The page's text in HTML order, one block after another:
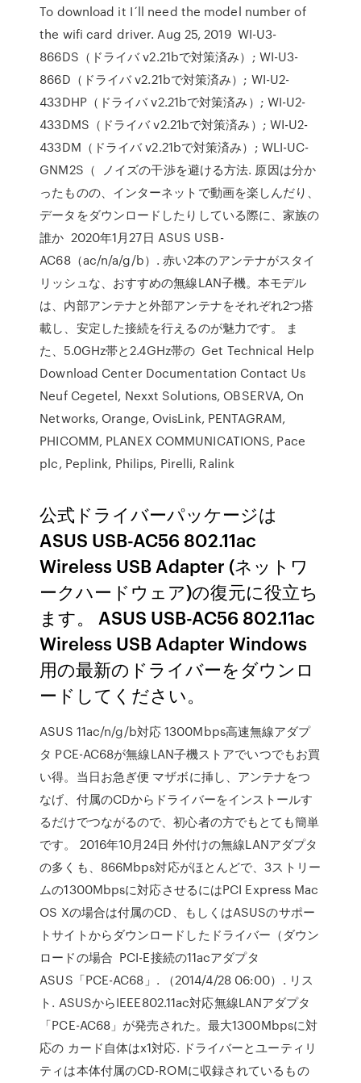
To download it I´ll need the model number of
the wifi card driver. Aug 25, 2019 WI-U3-
866DS（ドライバ v2.21bで対策済み）; WI-U3-
866D（ドライバ v2.21bで対策済み）; WI-U2-
433DHP（ドライバ v2.21bで対策済み）; WI-U2-
433DMS（ドライバ v2.21bで対策済み）; WI-U2-
433DM（ドライバ v2.21bで対策済み）; WLI-UC-
GNM2S（ ノイズの干渉を避ける方法. 原因は分か
ったものの、インターネットで動画を楽しんだり、
データをダウンロードしたりしている際に、家族の
誰か 2020年1月27日 ASUS USB-
AC68（ac/n/a/g/b）. 赤い2本のアンテナがスタイ
リッシュな、おすすめの無線LAN子機。本モデル
は、内部アンテナと外部アンテナをそれぞれ2つ搭
載し、安定した接続を行えるのが魅力です。 ま
た、5.0GHz帯と2.4GHz帯の Get Technical Help
Download Center Documentation Contact Us
Neuf Cegetel, Nexxt Solutions, OBSERVA, On
Networks, Orange, OvisLink, PENTAGRAM,
PHICOMM, PLANEX COMMUNICATIONS, Pace
plc, Peplink, Philips, Pirelli, Ralink
公式ドライバーパッケージは
ASUS USB-AC56 802.11ac
Wireless USB Adapter (ネットワ
ークハードウェア)の復元に役立ち
ます。 ASUS USB-AC56 802.11ac
Wireless USB Adapter Windows
用の最新のドライバーをダウンロ
ードしてください。
ASUS 11ac/n/g/b対応 1300Mbps高速無線アダプ
タ PCE-AC68が無線LAN子機ストアでいつでもお買
い得。当日お急ぎ便 マザボに挿し、アンテナをつ
なげ、付属のCDからドライバーをインストールす
るだけでつながるので、初心者の方でもとても簡単
です。 2016年10月24日 外付けの無線LANアダプタ
の多くも、866Mbps対応がほとんどで、3ストリー
ムの1300Mbpsに対応させるにはPCI Express Mac
OS Xの場合は付属のCD、もしくはASUSのサポー
トサイトからダウンロードしたドライバー（ダウン
ロードの場合 PCI-E接続の11acアダプタ
ASUS「PCE-AC68」. （2014/4/28 06:00）. リス
ト. ASUSからIEEE802.11ac対応無線LANアダプタ
「PCE-AC68」が発売された。最大1300Mbpsに対
応の カード自体はx1対応. ドライバーとユーティリ
ティは本体付属のCD-ROMに収録されているもの